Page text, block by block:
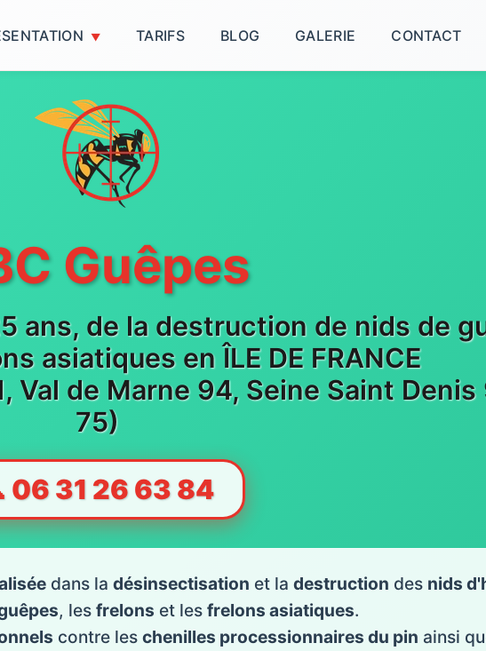
TARIFS BLOG GALERIE CONTACT
Guêpes
ans, de la destruction de nids de
asiatiques en ÎLE DE FRANCE
Val de Marne 94, Seine Saint Denis
75)
06 31 26 63 84
dans la désinsectisation et la destruction des nids
, les frelons et les frelons asiatiques.
contre les chenilles processionnaires du pin ainsi